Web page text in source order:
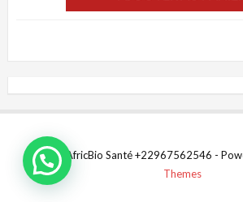
© 2024 AfricBio Santé +22967562546 -
Themes